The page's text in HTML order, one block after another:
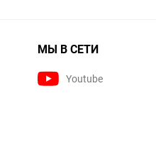
МЫ В СЕТИ
Youtube